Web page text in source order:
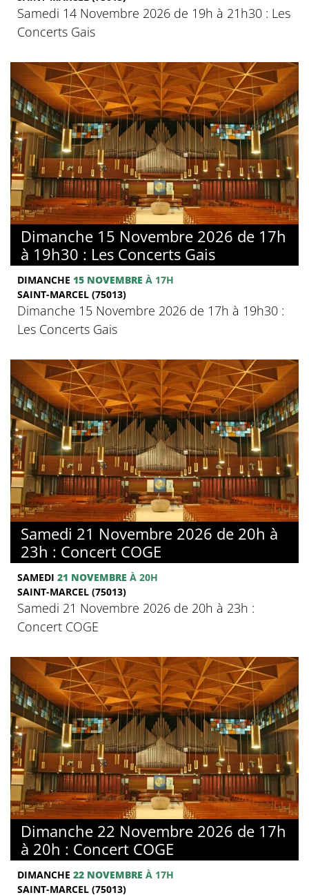
Samedi 14 Novembre 2026 de 19h à 21h30 : Les
Concerts Gais
Dimanche 15 Novembre 2026 de 17h
à 19h30 : Les Concerts Gais
DIMANCHE 15 NOVEMBRE À 17H
SAINT-MARCEL (75013)
Dimanche 15 Novembre 2026 de 17h à 19h30 :
Les Concerts Gais
Samedi 21 Novembre 2026 de 20h à
23h : Concert COGE
SAMEDI 21 NOVEMBRE À 20H
SAINT-MARCEL (75013)
Samedi 21 Novembre 2026 de 20h à 23h :
Concert COGE
Dimanche 22 Novembre 2026 de 17h
à 20h : Concert COGE
DIMANCHE 22 NOVEMBRE À 17H
SAINT-MARCEL (75013)